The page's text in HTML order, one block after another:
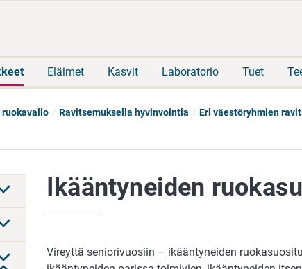
Eläimet Kasvit Laboratorio Tuet
Ravitsemuksella hyvinvointia Eri väestöryhmien
Ikääntyneiden
Vireyttä seniorivuosiin – ikääntyneiden